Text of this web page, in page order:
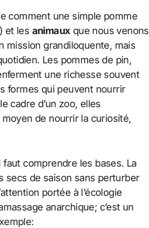
comment une simple pomme
) et les animaux que nous venons
mission grandiloquente, mais
Les pommes de pin,
une richesse souvent
formes qui peuvent nourrir
cadre d’un zoo, elles
de nourrir la curiosité,
comprendre les bases. La
secs de saison sans perturber
portée à l’écologie
anarchique; c’est un